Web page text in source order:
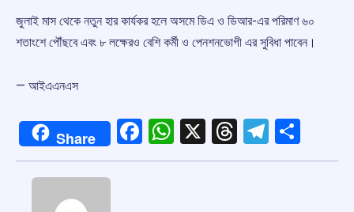
জুলাই মাস থেকে নতুন হার কার্যকর হলে অসমে ডিএ ও ডিআর-এর পরিমাণ ৬০
শতাংশে পৌঁছবে এবং ৮ লক্ষেরও বেশি কর্মী ও পেনশনভোগী এর সুবিধা পাবেন।
— আইএএনএস
Share Facebook
WhatsApp
X Threads